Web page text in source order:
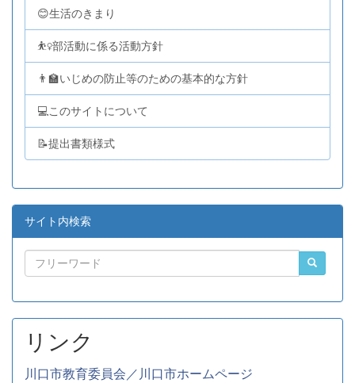
😊生活のきまり
⛹️‍♀️部活動に係る活動方針
👨‍🏫いじめの防止等のための基本的な方針
💻このサイトについて
📝提出書類様式
サイト内検索
リンク
川口市教育委員会／川口市ホームページ